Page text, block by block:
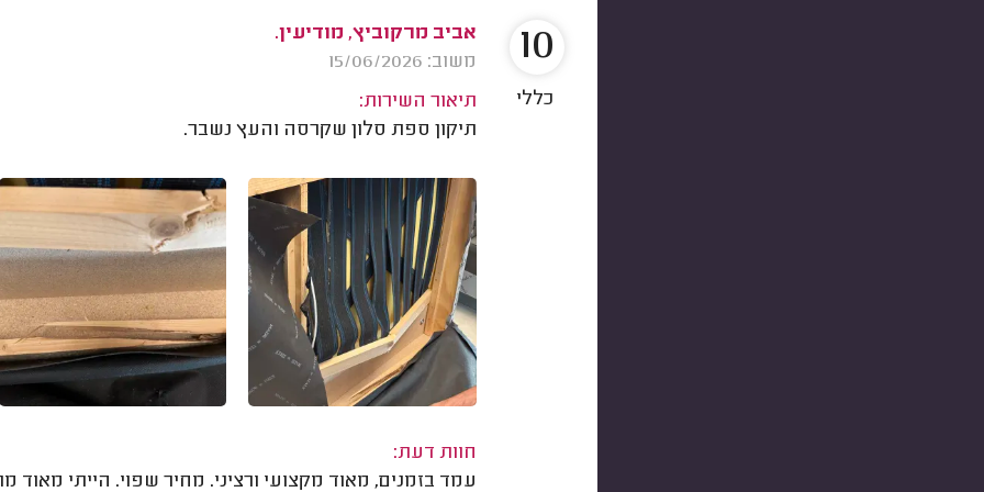
אביב מרקוביץ, מודיעין.
משוב: 15/06/2026
תיאור השירות:
תיקון ספת סלון שקרסה והעץ נשבר.
חוות דעת:
עמד בזמנים, מאוד מקצועי ורציני. מחיר שפוי. הייתי מאוד
10
כללי